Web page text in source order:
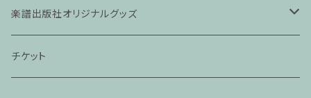
ピアノ科４５分レッスン
家族割プラン
楽譜出版社オリジナルグッズ
アパレル
チケット